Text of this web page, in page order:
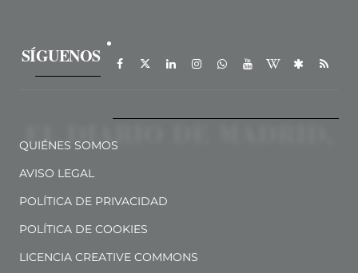
SÍGUENOS
QUIÉNES SOMOS
AVISO LEGAL
POLÍTICA DE PRIVACIDAD
POLÍTICA DE COOKIES
LICENCIA CREATIVE COMMONS